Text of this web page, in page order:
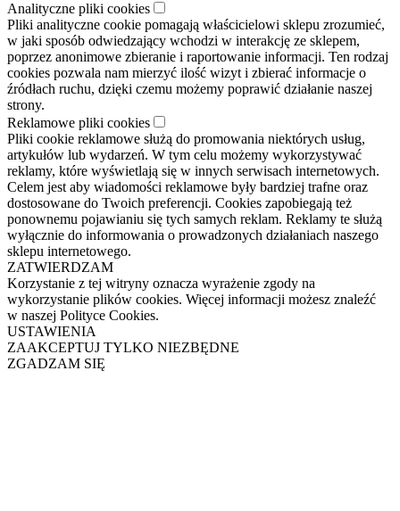
Analityczne pliki cookies
Pliki analityczne cookie pomagają właścicielowi sklepu zrozumieć,
w jaki sposób odwiedzający wchodzi w interakcję ze sklepem,
poprzez anonimowe zbieranie i raportowanie informacji. Ten rodzaj
cookies pozwala nam mierzyć ilość wizyt i zbierać informacje o
źródłach ruchu, dzięki czemu możemy poprawić działanie naszej
strony.
Reklamowe pliki cookies
Pliki cookie reklamowe służą do promowania niektórych usług,
artykułów lub wydarzeń. W tym celu możemy wykorzystywać
reklamy, które wyświetlają się w innych serwisach internetowych.
Celem jest aby wiadomości reklamowe były bardziej trafne oraz
dostosowane do Twoich preferencji. Cookies zapobiegają też
ponownemu pojawianiu się tych samych reklam. Reklamy te służą
wyłącznie do informowania o prowadzonych działaniach naszego
sklepu internetowego.
ZATWIERDZAM
Korzystanie z tej witryny oznacza wyrażenie zgody na
wykorzystanie plików cookies. Więcej informacji możesz znaleźć
w naszej Polityce Cookies.
USTAWIENIA
ZAAKCEPTUJ TYLKO NIEZBĘDNE
ZGADZAM SIĘ